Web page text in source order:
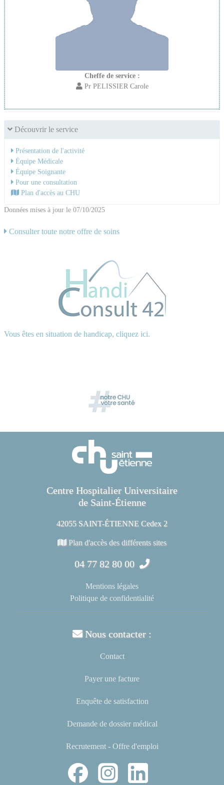
Cheffe de service :
Pr PELISSIER Carole
Découvrir le service
Présentation de l'activité
Équipe Médicale
Équipe Soignante
Pour une consultation
Plan d'accès au CHU
Données mises à jour le 07/10/2025
Consulter toute notre offre de soins
Vous êtes en situation de handicap, cliquez ici.
Centre Hospitalier Universitaire
de Saint-Étienne
42055 SAINT-ÉTIENNE Cedex 2
Plan d'accès des différents sites
04 77 82 80 00
Mentions légales
Politique de confidentialité
Nous contacter :
Contact
Payer une facture
Enquête de satisfaction
Demande de dossier médical
Recrutement - Offre d'emploi